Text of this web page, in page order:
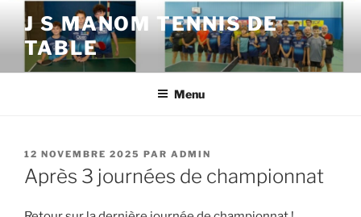
contenu
principal
J S MANOM TENNIS DE
TABLE
Menu
PUBLIÉ
LE
12 NOVEMBRE 2025 PAR ADMIN
Après 3 journées de championnat